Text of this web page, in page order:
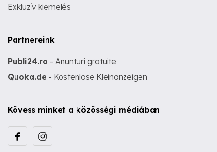
Exkluzív kiemelés
Partnereink
Publi24.ro - Anunturi gratuite
Quoka.de - Kostenlose Kleinanzeigen
Kövess minket a közösségi médiában